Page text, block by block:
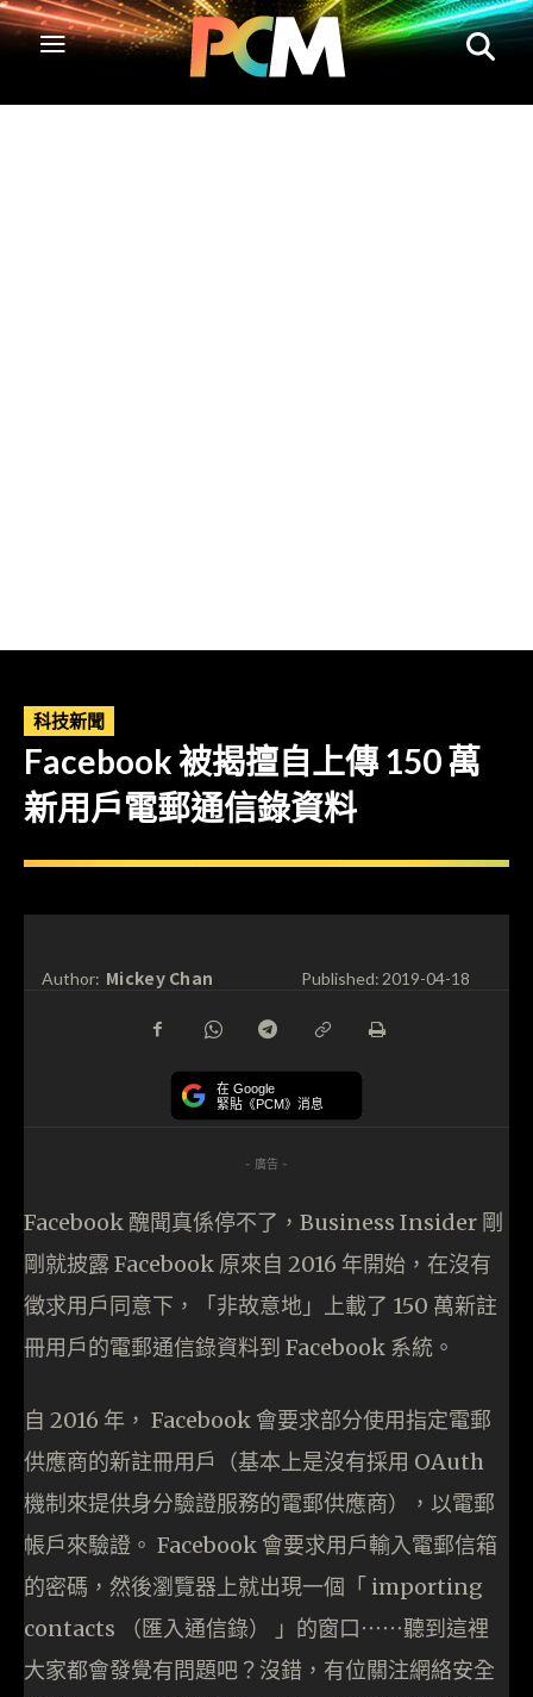
科技新聞
Facebook 被揭擅自上傳 150 萬
新用戶電郵通信錄資料
Author: Mickey Chan Published:2019-04-18
在 Google
緊貼《PCM》消息
- 廣告 -
Facebook 醜聞真係停不了，Business Insider 剛
剛就披露 Facebook 原來自 2016 年開始，在沒有
徵求用戶同意下，「非故意地」上載了 150 萬新註
冊用戶的電郵通信錄資料到 Facebook 系統。
自 2016 年， Facebook 會要求部分使用指定電郵
供應商的新註冊用戶（基本上是沒有採用 OAuth
機制來提供身分驗證服務的電郵供應商），以電郵
帳戶來驗證。 Facebook 會要求用戶輸入電郵信箱
的密碼，然後瀏覽器上就出現一個「 importing
contacts （匯入通信錄） 」的窗口⋯⋯聽到這裡
大家都會發覺有問題吧？沒錯，有位關注網絡安全